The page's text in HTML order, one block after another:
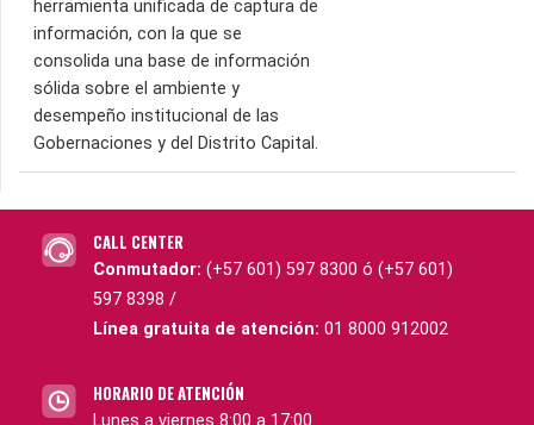
herramienta unificada de captura de
información, con la que se
consolida una base de información
sólida sobre el ambiente y
desempeño institucional de las
Gobernaciones y del Distrito Capital.
CALL CENTER
Conmutador: (+57 601) 597 8300 ó (+57 601)
597 8398 /
Línea gratuita de atención: 01 8000 912002
HORARIO DE ATENCIÓN